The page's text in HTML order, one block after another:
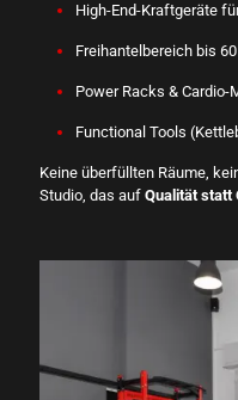
High-End-Kraftgeräte
Freihantelbereich bis
Power Racks & Cardio-
Functional Tools
Keine überfüllten Räume,
Studio, das auf Qualität statt